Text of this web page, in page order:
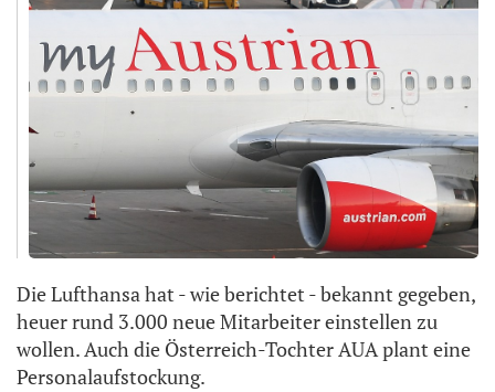
Die Lufthansa hat - wie berichtet - bekannt gegeben,
heuer rund 3.000 neue Mitarbeiter einstellen zu
wollen. Auch die Österreich-Tochter AUA plant eine
Personalaufstockung.